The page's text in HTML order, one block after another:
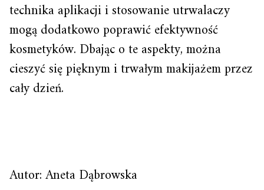
technika aplikacji i stosowanie utrwalaczy
mogą dodatkowo poprawić efektywność
kosmetyków. Dbając o te aspekty, można
cieszyć się pięknym i trwałym makijażem przez
cały dzień.
Autor: Aneta Dąbrowska